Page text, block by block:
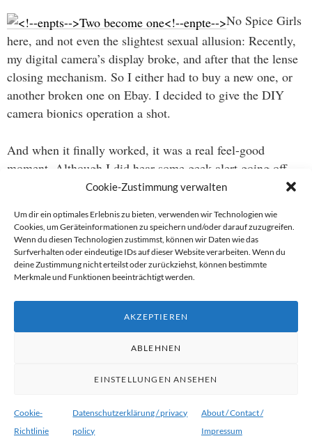
Cookie-Zustimmung verwalten
Um dir ein optimales Erlebnis zu bieten, verwenden wir Technologien wie
Cookies, um Geräteinformationen zu speichern und/oder darauf zuzugreifen.
Wenn du diesen Technologien zustimmst, können wir Daten wie das
Surfverhalten oder eindeutige IDs auf dieser Website verarbeiten. Wenn du
deine Zustimmung nicht erteilst oder zurückziehst, können bestimmte
Merkmale und Funktionen beeinträchtigt werden.
AKZEPTIEREN
ABLEHNEN
EINSTELLUNGEN ANSEHEN
Cookie-
Richtlinie
Datenschutzerklärung / privacy
policy
About / Contact /
Impressum
No Spice Girls
here, and not even the slightest sexual allusion: Recently,
my digital camera’s display broke, and after that the lense
closing mechanism. So I either had to buy a new one, or
another broken one on Ebay. I decided to give the DIY
camera bionics operation a shot.
And when it finally worked, it was a real feel-good
moment. Although I did hear some geek alert going off
somewhere distant…
Beitragsnavigation
→
←
Ryu vonWordPress.com.